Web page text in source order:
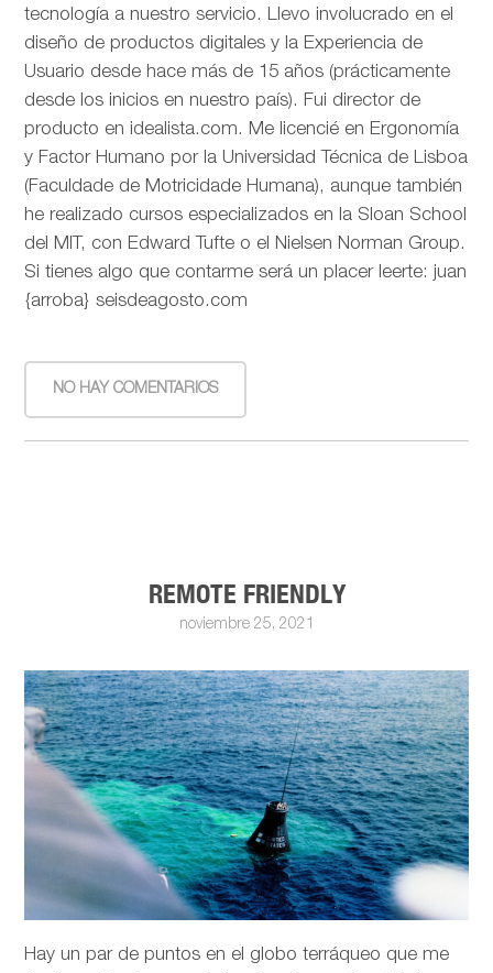
tecnología a nuestro servicio. Llevo involucrado en el
diseño de productos digitales y la Experiencia de
Usuario desde hace más de 15 años (prácticamente
desde los inicios en nuestro país). Fui director de
producto en idealista.com. Me licencié en Ergonomía
y Factor Humano por la Universidad Técnica de Lisboa
(Faculdade de Motricidade Humana), aunque también
he realizado cursos especializados en la Sloan School
del MIT, con Edward Tufte o el Nielsen Norman Group.
Si tienes algo que contarme será un placer leerte: juan
{arroba} seisdeagosto.com
NO HAY COMENTARIOS
REMOTE FRIENDLY
noviembre 25, 2021
Hay un par de puntos en el globo terráqueo que me